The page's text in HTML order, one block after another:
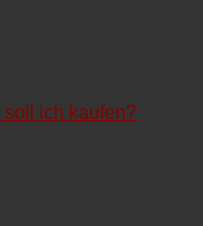
soll ich kaufen?